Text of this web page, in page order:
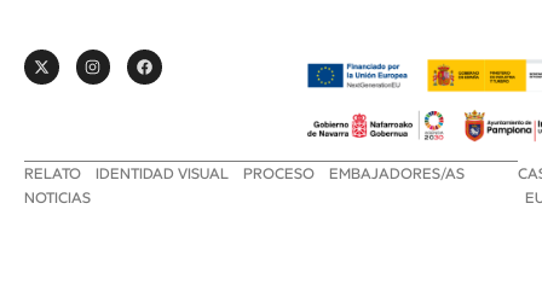
RELATO IDENTIDAD VISUAL PROCESO
EMBAJADORES/AS
NOTICIAS